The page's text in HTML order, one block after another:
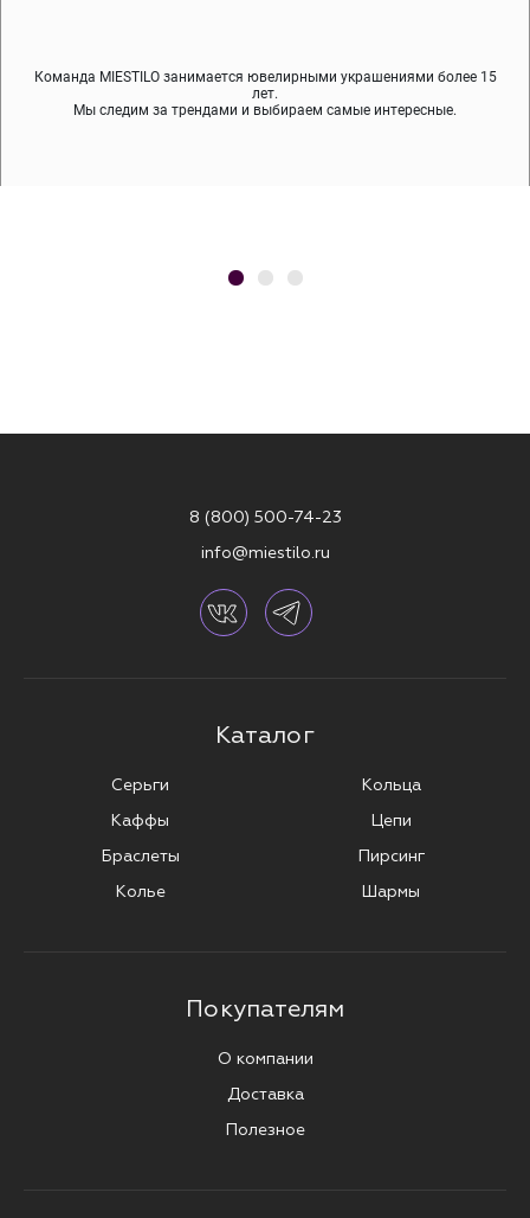
Команда MIESTILO занимается ювелирными украшениями более 15
лет.
Мы следим за трендами и выбираем самые интересные.
Мы используем покрытие (родий, ювелирный сплав), которое не
содержит никеля и свинца — это исключает аллергию.
Во время доставки спокойно примеряйте украшения, выбирайте те,
что вам нравятся, остальные заберёт курьер.
8 (800) 500-74-23
info@miestilo.ru
Каталог
Серьги
Каффы
Браслеты
Колье
Кольца
Цепи
Пирсинг
Шармы
Покупателям
О компании
Доставка
Полезное